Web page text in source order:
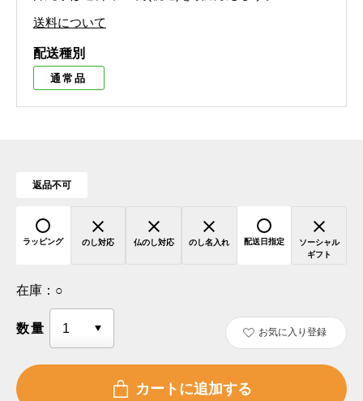
送料について
配送種別
通常品
返品不可
ラッピング のし対応 仏のし対応 のし名入れ 配送日指定
ソーシャル
ギフト
在庫： ○
数量 お気に入り登録